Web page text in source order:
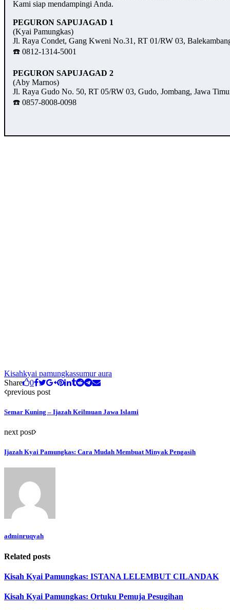
Kami siap mendampingi Anda.
PEGURON SAPUJAGAD 1
(Kyai Pamungkas)
Jl. Raya Condet, Gang Kweni No.31, RT 01/RW 03,
☎️ 0812-1314-5001
PEGURON SAPUJAGAD 2
(Aby Marnos)
Jl. Raya Gudo No. 50, RT 05/RW 03, Gudo, Jombang, Jawa
☎️ 0857-8008-0098
Kisahkyai pamungkassumur aura
Share
0
previous post
Semar Kuning – Ijazah Keilmuan Jawa Islami
next post
Ijazah Kyai Pamungkas: Cara Mudah Membuat Minyak Pengasih
adminruqyah
Related posts
Kisah Kyai Pamungkas: ISTANA LELEMBUT CILANDAK
Kisah Kyai Pamungkas: Ortuku Pemuja Pesugihan